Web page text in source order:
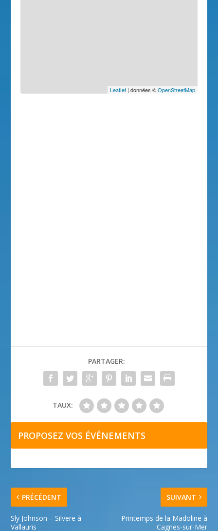
Leaflet| données ©OpenStreetMap
PARTAGER:
TAUX:
PROPOSEZ VOS ÉVÉNEMENTS
PRÉCÉDENT
Sly Johnson – Silvere à
Vallauris
SUIVANT
Printemps de la Madoline à
Cagnes-sur-Mer